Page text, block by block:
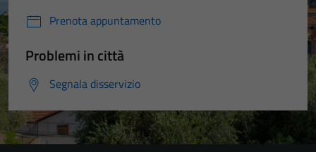
Prenota appuntamento
Problemi in città
Segnala disservizio